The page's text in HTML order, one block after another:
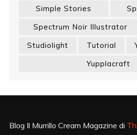
Simple Stories
Spectrum Noir Illustrator
Studiolight
Tutorial
Yupplacraft
Blog Il Murrillo Cream Magazine di